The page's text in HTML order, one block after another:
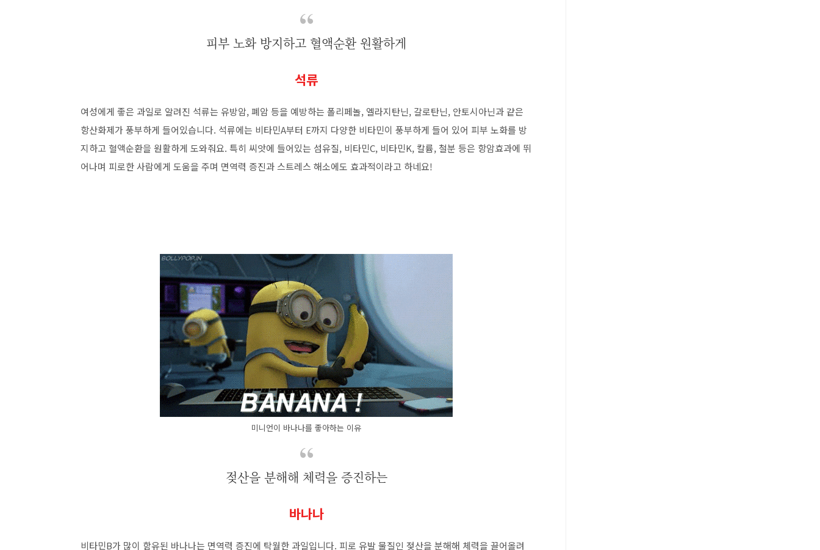
피부 노화 방지하고 혈액순환 원활하게
석류
여성에게 좋은 과일로 알려진 석류는 유방암, 폐암 등을 예방하는 폴리페놀, 엘라지탄닌, 갈로탄닌, 안토시아닌과 같은
항산화제가 풍부하게 들어있습니다. 석류에는 비타민A부터 E까지 다양한 비타민이 풍부하게 들어 있어 피부 노화를 방
지하고 혈액순환을 원활하게 도와줘요. 특히 씨앗에 들어있는 섬유질, 비타민C, 비타민K, 칼륨, 철분 등은 항암효과에 뛰
어나며 피로한 사람에게 도움을 주며 면역력 증진과 스트레스 해소에도 효과적이라고 하네요!
미니언이 바나나를 좋아하는 이유
젖산을 분해해 체력을 증진하는
바나나
비타민B가 많이 함유된 바나나는 면역력 증진에 탁월한 과일입니다. 피로 유발 물질인 젖산을 분해해 체력을 끌어올려